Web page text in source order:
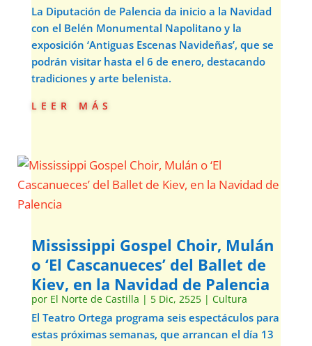
La Diputación de Palencia da inicio a la Navidad
con el Belén Monumental Napolitano y la
exposición ‘Antiguas Escenas Navideñas’, que se
podrán visitar hasta el 6 de enero, destacando
tradiciones y arte belenista.
leer más
Mississippi Gospel Choir, Mulán
o ‘El Cascanueces’ del Ballet de
Kiev, en la Navidad de Palencia
por El Norte de Castilla | 5 Dic, 2525| Cultura
El Teatro Ortega programa seis espectáculos para
estas próximas semanas, que arrancan el día 13